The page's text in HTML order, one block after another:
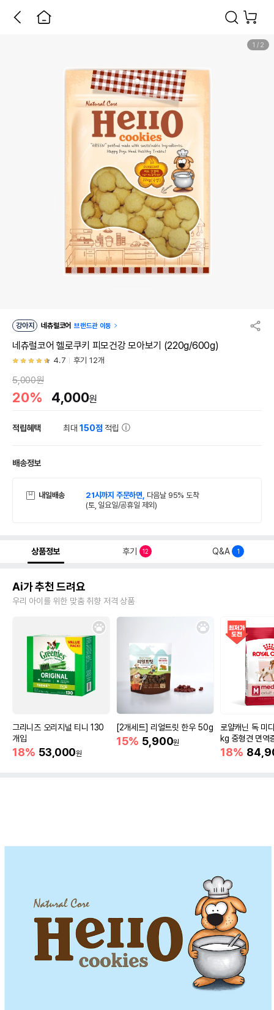
1 / 2
강아지 네츄럴코어 브랜드관 이동
네츄럴코어 헬로쿠키 피모건강 모아보기 (220g/600g)
4.7 후기 12개
5,000원
20% 4,000원
적립혜택 최대150점 적립
배송정보
내일배송 21시까지 주문하면, 다음날 95% 도착
(토, 일요일/공휴일 제외)
상품정보 후기 12 Q&A 1
Ai가 추천 드려요
우리 아이를 위한 맞춤 취향 저격 상품
그리니즈 오리지널 티니 130
개입
18% 53,000원
[2개세트] 리얼트릿 한우 50g
15% 5,900원
로얄캐닌 독 미
kg 중형견 면역
18%